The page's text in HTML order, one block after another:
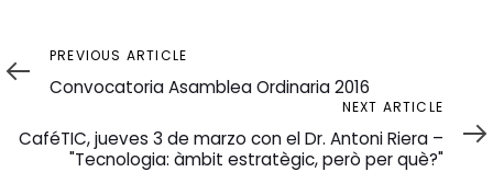
Previous
Article
PREVIOUS ARTICLE
Convocatoria Asamblea Ordinaria 2016
Article
NEXT ARTICLE
CaféTIC, jueves 3 de marzo con el Dr. Antoni Riera –
"Tecnologia: àmbit estratègic, però per què?"